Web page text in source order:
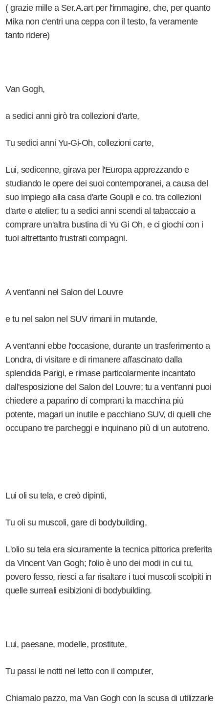
( grazie mille a Ser.A.art per l'immagine, che, per quanto
Mika non c'entri una ceppa con il testo, fa veramente
tanto ridere)
Van Gogh,
a sedici anni girò tra collezioni d'arte,
Tu sedici anni Yu-Gi-Oh, collezioni carte,
Lui, sedicenne, girava per l'Europa apprezzando e
studiando le opere dei suoi contemporanei, a causa del
suo impiego alla casa d'arte Goupli e co. tra collezioni
d'arte e atelier; tu a sedici anni scendi al tabaccaio a
comprare un'altra bustina di Yu Gi Oh, e ci giochi con i
tuoi altrettanto frustrati compagni.
A vent'anni nel Salon del Louvre
e tu nel salon nel SUV rimani in mutande,
A vent'anni ebbe l'occasione, durante un trasferimento a
Londra, di visitare e di rimanere affascinato dalla
splendida Parigi, e rimase particolarmente incantato
dall'esposizione del Salon del Louvre; tu a vent'anni puoi
chiedere a paparino di comprarti la macchina più
potente, magari un inutile e pacchiano SUV, di quelli che
occupano tre parcheggi e inquinano più di un autotreno.
Lui oli su tela, e creò dipinti,
Tu oli su muscoli, gare di bodybuilding,
L'olio su tela era sicuramente la tecnica pittorica preferita
da Vincent Van Gogh; l'olio è uno dei modi in cui tu,
povero fesso, riesci a far risaltare i tuoi muscoli scolpiti in
quelle surreali esibizioni di bodybuilding.
Lui, paesane, modelle, prostitute,
Tu passi le notti nel letto con il computer,
Chiamalo pazzo, ma Van Gogh con la scusa di utilizzarle